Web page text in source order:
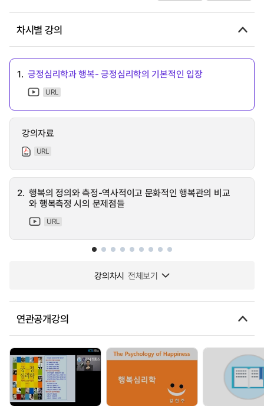
차시별 강의
1. 긍정심리학과 행복- 긍정심리학의 기본적인 입장
URL
강의자료
URL
2. 행복의 정의와 측정-역사적이고 문화적인 행복관의 비교
와 행복측정 시의 문제점들
URL
강의차시 전체보기
연관공개강의